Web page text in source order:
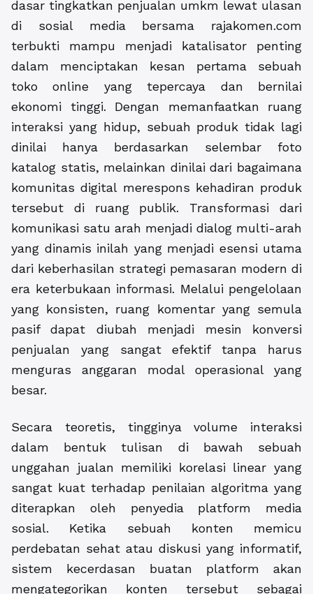
dasar tingkatkan penjualan umkm lewat ulasan
di sosial media bersama rajakomen.com
terbukti mampu menjadi katalisator penting
dalam menciptakan kesan pertama sebuah
toko online yang tepercaya dan bernilai
ekonomi tinggi. Dengan memanfaatkan ruang
interaksi yang hidup, sebuah produk tidak lagi
dinilai hanya berdasarkan selembar foto
katalog statis, melainkan dinilai dari bagaimana
komunitas digital merespons kehadiran produk
tersebut di ruang publik. Transformasi dari
komunikasi satu arah menjadi dialog multi-arah
yang dinamis inilah yang menjadi esensi utama
dari keberhasilan strategi pemasaran modern di
era keterbukaan informasi. Melalui pengelolaan
yang konsisten, ruang komentar yang semula
pasif dapat diubah menjadi mesin konversi
penjualan yang sangat efektif tanpa harus
menguras anggaran modal operasional yang
besar.
Secara teoretis, tingginya volume interaksi
dalam bentuk tulisan di bawah sebuah
unggahan jualan memiliki korelasi linear yang
sangat kuat terhadap penilaian algoritma yang
diterapkan oleh penyedia platform media
sosial. Ketika sebuah konten memicu
perdebatan sehat atau diskusi yang informatif,
sistem kecerdasan buatan platform akan
mengategorikan konten tersebut sebagai